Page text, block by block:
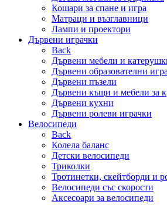
Кошари за спане и игра
Матраци и възглавници
Лампи и проектори
Дървени играчки
Back
Дървени мебели и
Дървени образователни
Дървени пъзели
Дървени къщи и мебели за
Дървени кухни
Дървени ролеви играчки
Велосипеди
Back
Колела баланс
Детски велосипеди
Триколки
Тротинетки, скейтборди и
Велосипеди със скорости
Аксесоари за велосипеди